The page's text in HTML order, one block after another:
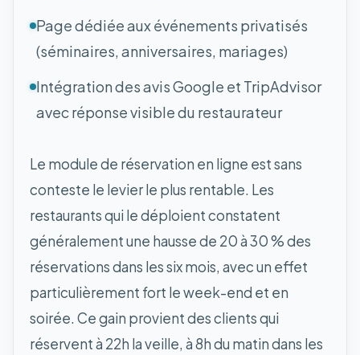
Page dédiée aux événements privatisés
(séminaires, anniversaires, mariages)
Intégration des avis Google et TripAdvisor
avec réponse visible du restaurateur
Le module de réservation en ligne est sans
conteste le levier le plus rentable. Les
restaurants qui le déploient constatent
généralement une hausse de 20 à 30 % des
réservations dans les six mois, avec un effet
particulièrement fort le week-end et en
soirée. Ce gain provient des clients qui
réservent à 22h la veille, à 8h du matin dans les